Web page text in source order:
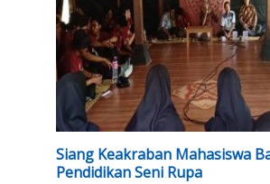
Siang Keakraban Mahasiswa
Pendidikan Seni Rupa